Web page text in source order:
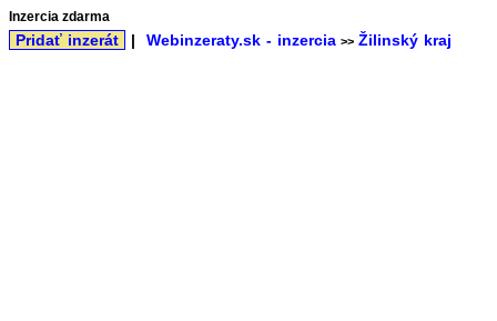
Inzercia zdarma
Pridať inzerát | Webinzeraty.sk - inzercia >> Žilinský kraj